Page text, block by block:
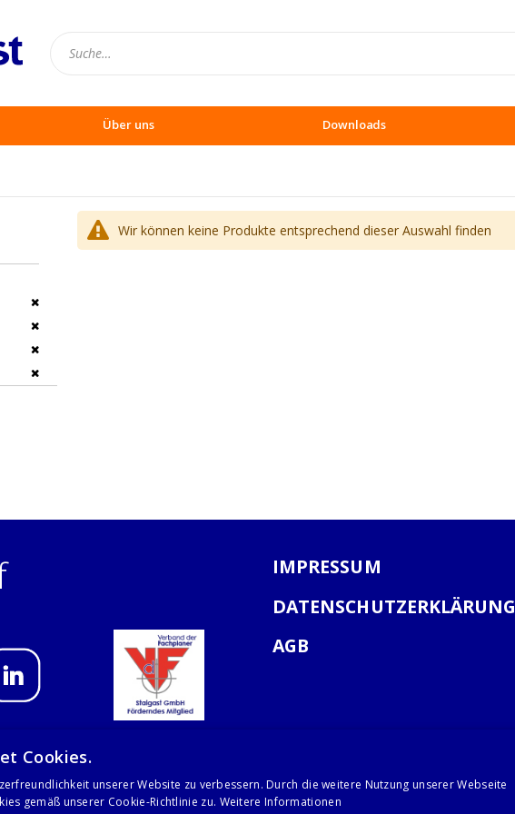
Über uns Downloads
Wir können keine Produkte entsprechend dieser Auswahl finden
Dies entfernen
Dies entfernen
Dies entfernen
Dies entfernen
IMPRESSUM
DATENSCHUTZERKLÄRUNG
AGB
Cookies.
unserer Website zu verbessern. Durch die weitere Nutzung unserer Webseite
gemäß unserer Cookie-Richtlinie zu. Weitere Informationen